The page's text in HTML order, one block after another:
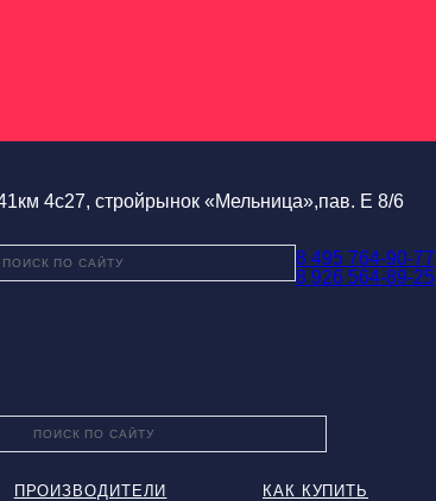
4с27, стройрынок «Мельница»,пав. Е 8/6
8 495 764-90-77
8 926 564-89-25
ПРОИЗВОДИТЕЛИ КАК КУПИТЬ